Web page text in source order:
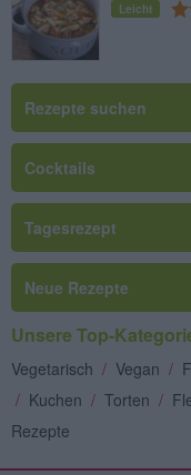
Leicht
Rezepte suchen
Cocktails
Tagesrezept
Neue Rezepte
Unsere Top-
Vegetarisch / Vegan /
/ Kuchen / Torten /
Rezepte